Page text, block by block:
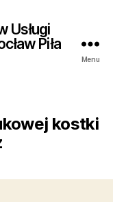
Usługi
Piła
Menu
kostki